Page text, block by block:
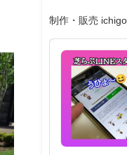
制作・販売